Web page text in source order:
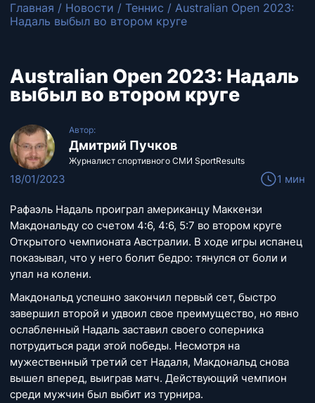
Главная / Новости / Теннис / Australian Open 2023:
Надаль выбыл во втором круге
Australian Open 2023: Надаль
выбыл во втором круге
Автор:
Дмитрий Пучков
Журналист спортивного СМИ SportResults
18/01/2023 1 мин
Рафаэль Надаль проиграл американцу Маккензи
Макдональду со счетом 4:6, 4:6, 5:7 во втором круге
Открытого чемпионата Австралии. В ходе игры испанец
показывал, что у него болит бедро: тянулся от боли и
упал на колени.
Макдональд успешно закончил первый сет, быстро
завершил второй и удвоил свое преимущество, но явно
ослабленный Надаль заставил своего соперника
потрудиться ради этой победы. Несмотря на
мужественный третий сет Надаля, Макдональд снова
вышел вперед, выиграв матч. Действующий чемпион
среди мужчин был выбит из турнира.